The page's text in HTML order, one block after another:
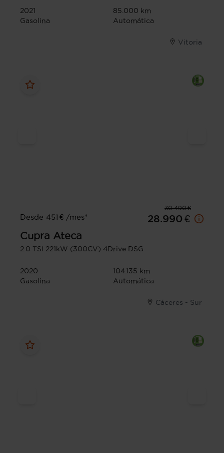
2021
85.000 km
Gasolina
Automática
Vitoria
30.490 €
Desde 451 € /mes*
28.990 €
Cupra Ateca
2.0 TSI 221kW (300CV) 4Drive DSG
2020
104.135 km
Gasolina
Automática
Cáceres - Sur